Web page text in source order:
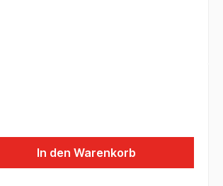
In den Warenkorb